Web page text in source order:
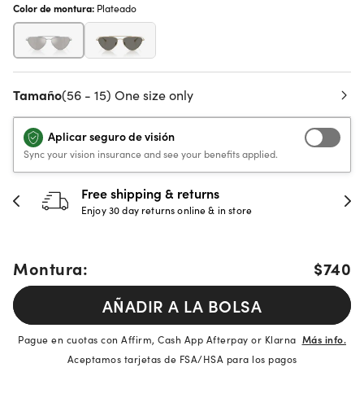
Color de montura: Plateado
Tamaño(56 - 15) One size only
Aplicar seguro de visión
Sync your vision insurance and see your benefits applied.
Free shipping & returns
Enjoy 30 day returns online & in store
Montura:
$740
AÑADIR A LA BOLSA
Pague en cuotas con Affirm, Cash App Afterpay or Klarna Más info.
Aceptamos tarjetas de FSA/HSA para los pagos